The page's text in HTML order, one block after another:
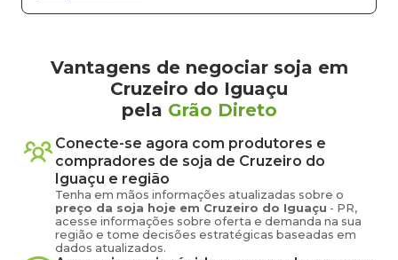
Vantagens de negociar soja em
Cruzeiro do Iguaçu
pela Grão Direto
Conecte-se agora com produtores e
compradores de soja de Cruzeiro do
Iguaçu e região
Tenha em mãos informações atualizadas sobre o
preço da soja hoje em Cruzeiro do Iguaçu - PR,
acesse informações sobre oferta e demanda na sua
região e tome decisões estratégicas baseadas em
dados atualizados.